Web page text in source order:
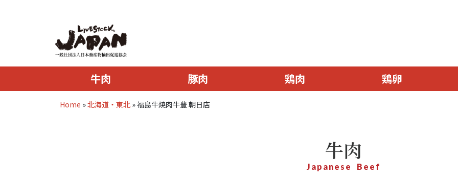
牛肉 豚肉 鶏肉 鶏卵
Home »北海道・東北 »福島牛焼肉牛豊 朝日店
牛肉
Japanese Beef